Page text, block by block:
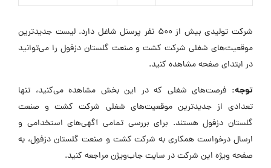
شرکت تولیدی بیش از 500 نفر پرسنل شاغل دارد. لیست جدیدترین
موقعیت‌های شغلی شرکت کشت و صنعت گلستان دزفول را می‌توانید
در ابتدای صفحه مشاهده کنید.
توجه: فرصت‌های شغلی که در این بخش مشاهده می‌کنید، تنها
تعدادی از جدیدترین موقعیت‌های شغلی شرکت کشت و صنعت
گلستان دزفول هستند. برای بررسی تمامی آگهی‌های استخدامی و
ارسال درخواست همکاری به شرکت کشت و صنعت گلستان دزفول، به
صفحه ویژه این شرکت در سایت جاب‌ویژن مراجعه کنید.